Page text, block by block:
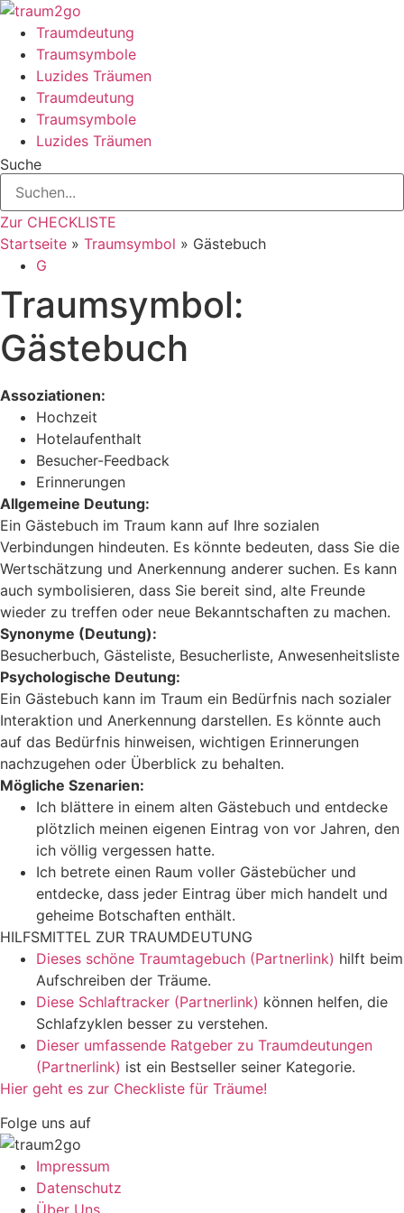
Zum
Inhalt
springen
Traumdeutung
Traumsymbole
Luzides Träumen
Traumdeutung
Traumsymbole
Luzides Träumen
Suche
Zur CHECKLISTE
Startseite » Traumsymbol » Gästebuch
G
Traumsymbol:
Gästebuch
Assoziationen:
Hochzeit
Hotelaufenthalt
Besucher-Feedback
Erinnerungen
Allgemeine Deutung:
Ein Gästebuch im Traum kann auf Ihre sozialen
Verbindungen hindeuten. Es könnte bedeuten, dass Sie die
Wertschätzung und Anerkennung anderer suchen. Es kann
auch symbolisieren, dass Sie bereit sind, alte Freunde
wieder zu treffen oder neue Bekanntschaften zu machen.
Synonyme (Deutung):
Besucherbuch, Gästeliste, Besucherliste, Anwesenheitsliste
Psychologische Deutung:
Ein Gästebuch kann im Traum ein Bedürfnis nach sozialer
Interaktion und Anerkennung darstellen. Es könnte auch
auf das Bedürfnis hinweisen, wichtigen Erinnerungen
nachzugehen oder Überblick zu behalten.
Mögliche Szenarien:
Ich blättere in einem alten Gästebuch und entdecke
plötzlich meinen eigenen Eintrag von vor Jahren, den
ich völlig vergessen hatte.
Ich betrete einen Raum voller Gästebücher und
entdecke, dass jeder Eintrag über mich handelt und
geheime Botschaften enthält.
HILFSMITTEL ZUR TRAUMDEUTUNG
Dieses schöne Traumtagebuch (Partnerlink) hilft beim
Aufschreiben der Träume.
Diese Schlaftracker (Partnerlink) können helfen, die
Schlafzyklen besser zu verstehen.
Dieser umfassende Ratgeber zu Traumdeutungen
(Partnerlink) ist ein Bestseller seiner Kategorie.
Hier geht es zur Checkliste für Träume!
Folge uns auf
Impressum
Datenschutz